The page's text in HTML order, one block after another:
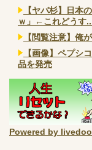
【ヤバ杉】日本
ｗ」←これどうす
【閲覧注意】俺
【画像】ペプシ
品を発売
Powered by